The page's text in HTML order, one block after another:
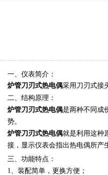
一、仪表简介：
炉管刀刃式热电偶采用刀刃式接
二、结构原理：
炉管刀刃式热电偶是两种不同成
势。
炉管刀刃式热电偶就是利用这种
接，显示仪表会指出热电偶所产
三、功能特点：
1、装配简单，更换方便；